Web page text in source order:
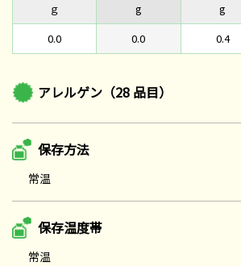
ｇ
0.0
g
0.0
g
0.4
アレルゲン（28 品目）
保存方法
常温
保存温度帯
常温